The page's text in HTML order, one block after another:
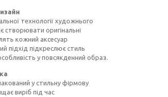
технології художнього
створювати оригінальні
кожний аксесуар
підхід підкреслює стиль
у повсякденний образ.
у стильну фірмову
виріб під час